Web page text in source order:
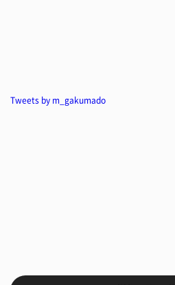
Tweets by m_gakumado